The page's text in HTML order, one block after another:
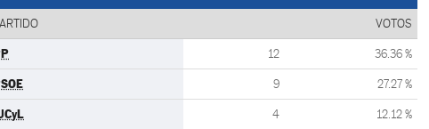
VOTOS
12 36.36 %
9 27.27 %
4 12.12 %